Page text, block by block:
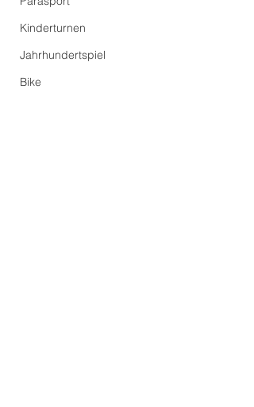
Kinderturnen
Jahrhundertspiel
Bike